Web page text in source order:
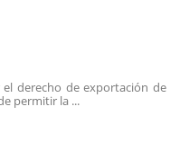
derecho de exportación de
permitir la ...